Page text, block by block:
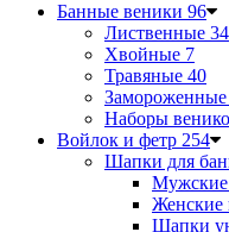
Банные веники 96
Лиственные 34
Хвойные 7
Травяные 40
Замороженные
Наборы
Войлок и фетр 254
Шапки для
Женские
Шапки